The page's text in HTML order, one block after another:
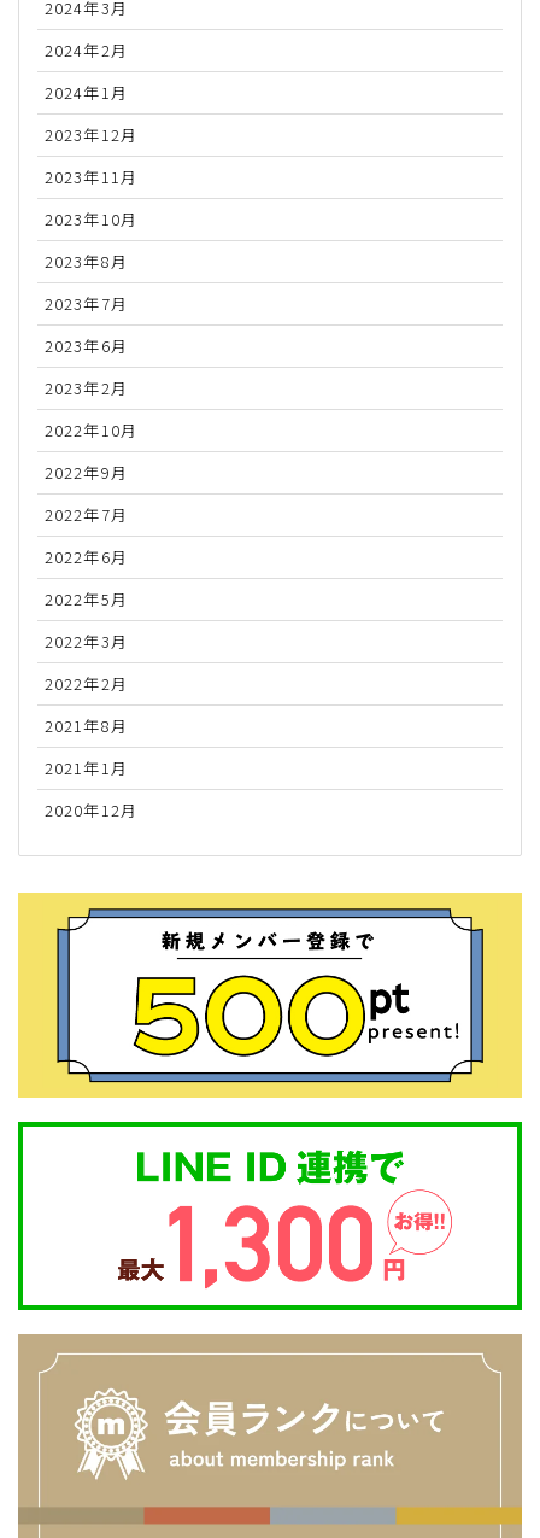
2024年3月
2024年2月
2024年1月
2023年12月
2023年11月
2023年10月
2023年8月
2023年7月
2023年6月
2023年2月
2022年10月
2022年9月
2022年7月
2022年6月
2022年5月
2022年3月
2022年2月
2021年8月
2021年1月
2020年12月